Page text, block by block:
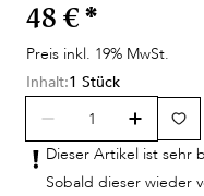
48 € *
Preis inkl. 19% MwSt.
Inhalt:1 Stück
Dieser Artikel ist sehr
Sobald dieser wieder